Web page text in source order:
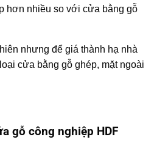
hơn nhiều so với cửa bằng gỗ
nhưng để giá thành hạ nhà
cửa bằng gỗ ghép, mặt ngoài
gỗ công nghiệp HDF